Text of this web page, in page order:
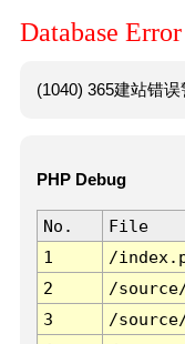
Database Error
(1040) 365建站错
PHP Debug
No. File
1
/
2
/
3
/